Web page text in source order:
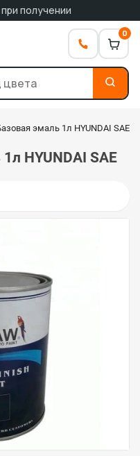
получении
0
эмаль 1л HYUNDAI SAE
HYUNDAI SAE